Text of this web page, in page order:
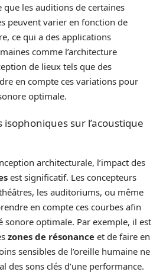
les auditions de certaines
peuvent varier en fonction de
ce qui a des applications
comme l’architecture
de lieux tels que des
en compte ces variations pour
optimale.
sur l’acoustique
architecturale, l’impact des
est significatif. Les concepteurs
les auditoriums, ou même
en compte ces courbes afin
sonore optimale. Par exemple, il est
zones de résonance et de faire en
sensibles de l’oreille humaine ne
des sons clés d’une performance.